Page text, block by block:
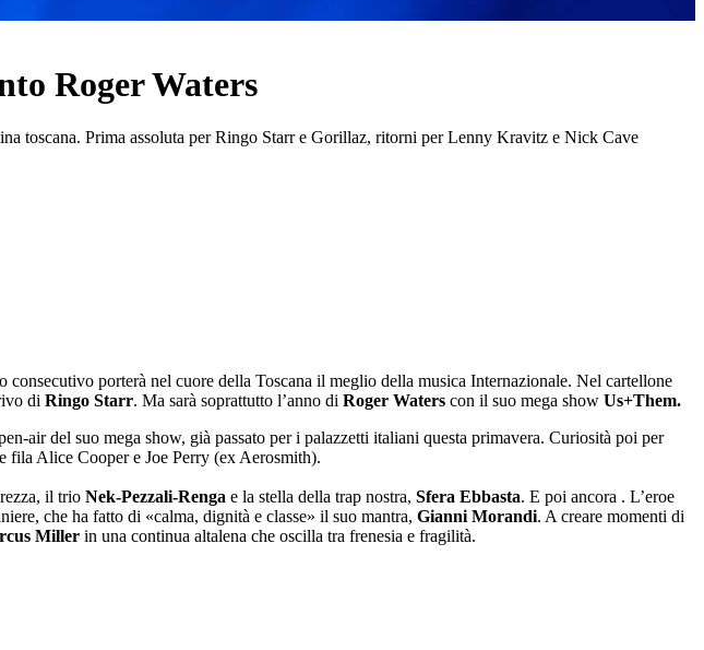
Roger Waters
toscana. Prima assoluta per Ringo Starr e Gorillaz, ritorni per Lenny Kravitz e Nick Cave
consecutivo porterà nel cuore della Toscana il meglio della musica Internazionale. Nel cartellone
di Ringo Starr. Ma sarà soprattutto l’anno di Roger Waters con il suo mega show Us+Them.
air del suo mega show, già passato per i palazzetti italiani questa primavera. Curiosità poi per
fila Alice Cooper e Joe Perry (ex Aerosmith).
il trio Nek-Pezzali-Renga e la stella della trap nostra, Sfera Ebbasta. E poi ancora . L’eroe
che ha fatto di «calma, dignità e classe» il suo mantra, Gianni Morandi. A creare momenti di
Miller in una continua altalena che oscilla tra frenesia e fragilità.